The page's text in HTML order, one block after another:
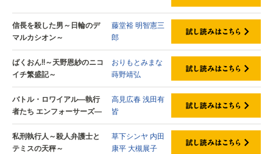
信長を殺した男～日輪のデ
マルカシオン～
藤堂裕明智憲三
郎
ばくおん‼～天野恩紗のニコ
イチ繁盛記～
おりもとみまな
蒔野靖弘
バトル・ロワイアル―執行
者たち エンフォーサーズ―
高見広春浅田有
皆
私刑執行人～殺人弁護士と
テミスの天秤～
草下シンヤ 内田
康平 大槻展子